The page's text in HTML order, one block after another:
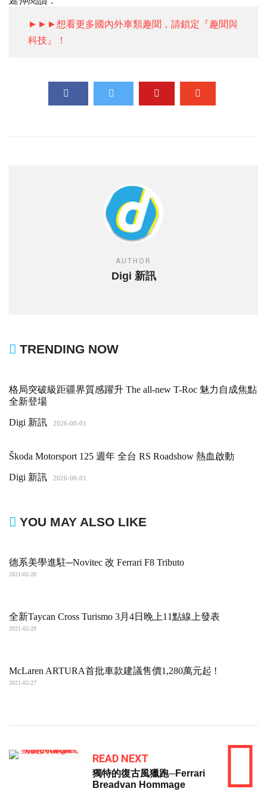
►►►想看更多國內外車類趣聞，請鎖定『趣聞與
科技』！
AUTHOR
Digi 新訊
TRENDING NOW
格局突破級距疆界質感躍升 The all-new T-Roc 魅力自成焦點
全新登場
Digi 新訊 2026-08-01
Škoda Motorsport 125 週年 全台 RS Roadshow 熱血啟動
Digi 新訊 2026-08-01
YOU MAY ALSO LIKE
德系美學進駐─Novitec 改 Ferrari F8 Tributo
2021-02-28
全新Taycan Cross Turismo 3月4日晚上11點線上發表
2021-02-28
McLaren ARTURA首批車款建議售價1,280萬元起 !
2021-02-27
READ NEXT
獨特的復古風獵跑─Ferrari
Breadvan Hommage